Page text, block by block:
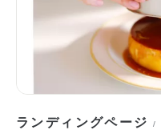
ランディングページ /